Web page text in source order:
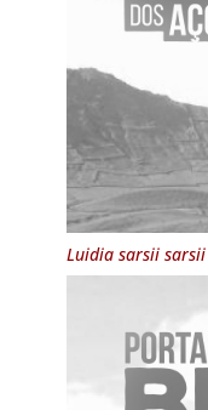
Luidia sarsii sarsii